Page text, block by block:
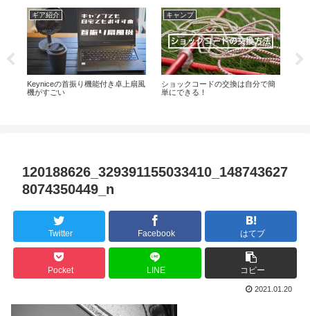
ギア紹介
Keyniceの首振り機能付き卓上扇風
機がすごい
キャンプ
ショックコードの交換は自分で簡
単にできる！
120188626_329391155033410_148743627
8074350449_n
Twitter Facebook はてブ
Pocket LINE コピー
2021.01.20